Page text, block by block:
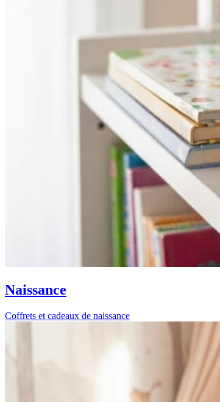
Naissance
Coffrets et cadeaux de naissance